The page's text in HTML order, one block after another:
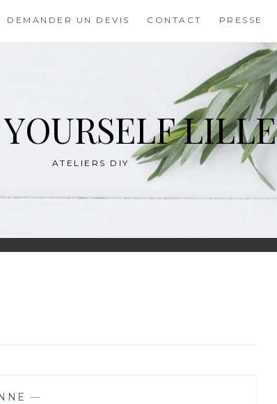
DEMANDER UN DEVIS CONTACT PRESSE
LILLE
ATELIERS DIY
—